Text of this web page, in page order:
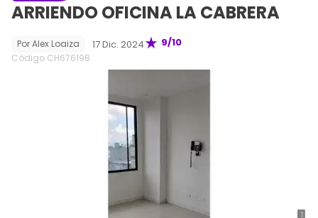
ARRIENDO OFICINA LA CABRERA
9/10
PorAlex Loaiza 17 Dic. 2024
Código CH676198